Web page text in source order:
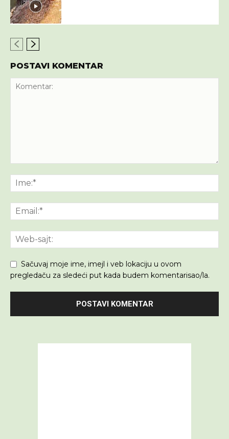
POSTAVI KOMENTAR
Sačuvaj moje ime, imejl i veb lokaciju u ovom
pregledaču za sledeći put kada budem komentarisao/la.